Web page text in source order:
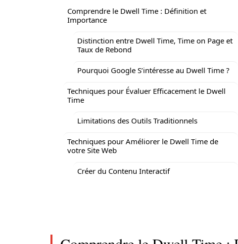
Comprendre le Dwell Time : Définition et
Importance
Distinction entre Dwell Time, Time on Page et
Taux de Rebond
Pourquoi Google S’intéresse au Dwell Time ?
Techniques pour Évaluer Efficacement le Dwell
Time
Limitations des Outils Traditionnels
Techniques pour Améliorer le Dwell Time de
votre Site Web
Créer du Contenu Interactif